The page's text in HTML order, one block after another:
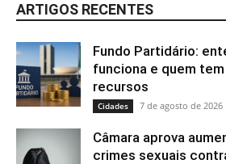
ARTIGOS RECENTES
Fundo Partidário:
funciona e quem
recursos
Cidades 7 de agosto de 2026
Câmara aprova
crimes sexuais